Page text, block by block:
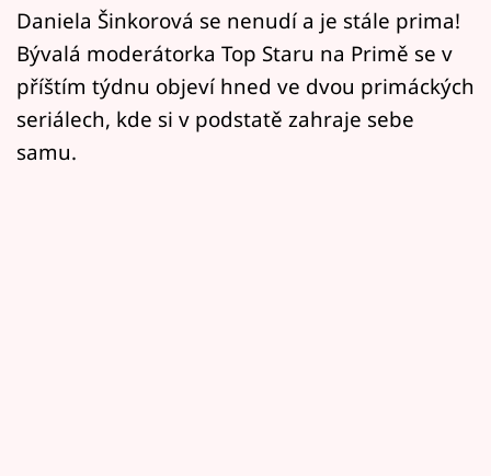
Mámy sobě
Přihlášení
Daniela Šinkorová se nenudí a je stále prima!
Bývalá moderátorka Top Staru na Primě se v
příštím týdnu objeví hned ve dvou primáckých
seriálech, kde si v podstatě zahraje sebe
samu.